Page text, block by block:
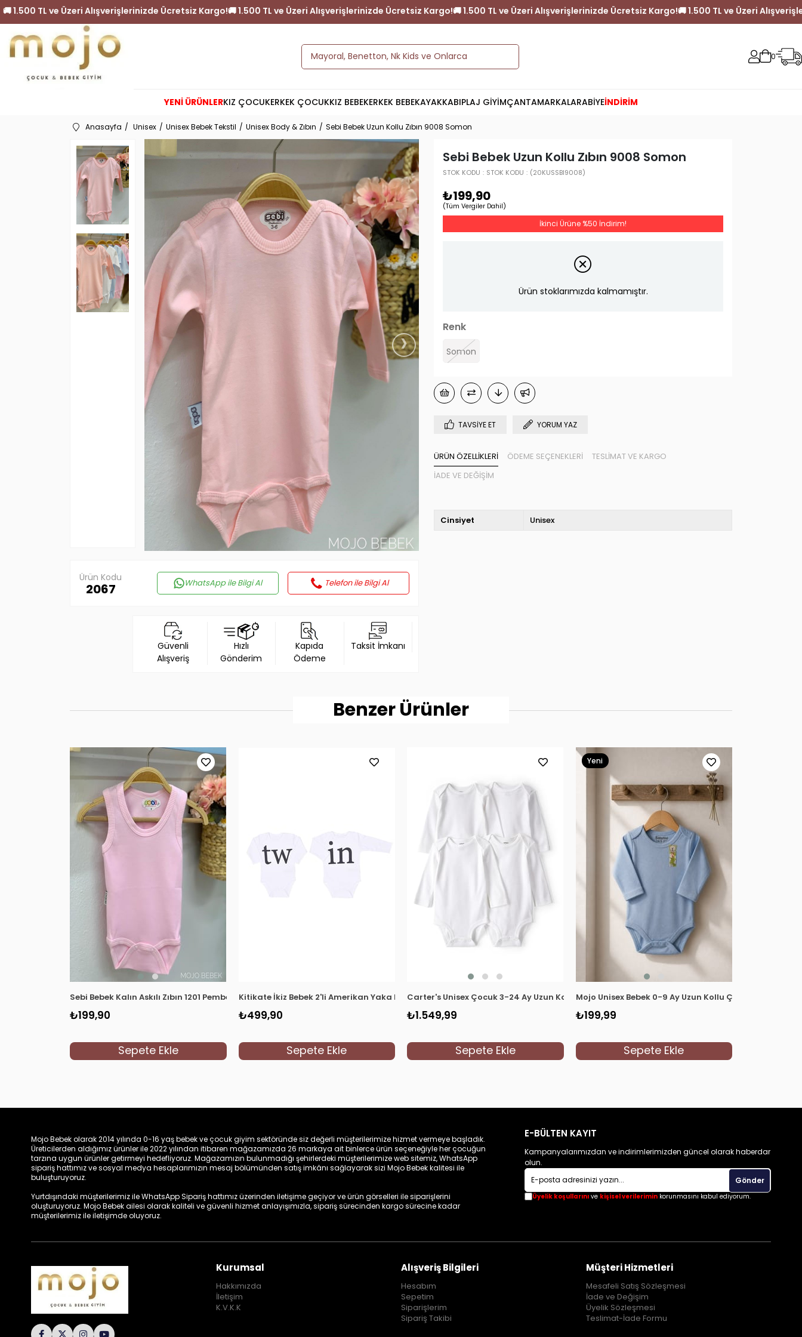
Kargo! 🚚 1.500 TL ve Üzeri Alışverişlerinizde Ücretsiz Kargo!🚚 1.500 TL ve Üzeri Alışverişlerinizde Ücretsiz Kargo!🚚 1.500 TL ve Üzeri Alışverişlerinizde Ücretsiz Kargo!🚚 1.500 TL ve
0
YENİ ÜRÜNLERKIZ ÇOCUKERKEK ÇOCUKKIZ BEBEKERKEK BEBEKAYAKKABIPLAJ GİYİMÇANTAMARKALARABİYEİNDİRİM
Anasayfa Unisex Unisex Bebek Tekstil Unisex Body & Zıbın Sebi Bebek Uzun Kollu Zıbın 9008 Somon
›
Ürün Kodu
2067 WhatsApp ile Bilgi Al Telefon ile Bilgi Al
Güvenli
Alışveriş
Hızlı
Gönderim
Kapıda
Ödeme
Taksit İmkanı
Sebi Bebek Uzun Kollu Zıbın 9008 Somon
(20KUSSBI9008)
STOK KODU STOK KODU
₺199,90
(Tüm Vergiler Dahil)
İkinci Ürüne %50 İndirim!
Ürün stoklarımızda kalmamıştır.
Renk
Somon
TAVSIYE ET YORUM YAZ
ÜRÜN ÖZELLIKLERI ÖDEME SEÇENEKLERI
TESLIMAT VE KARGO
İADE VE DEĞIŞIM
Cinsiyet Unisex
Benzer Ürünler
Sebi Bebek Kalın Askılı Zıbın 1201 Pembe
₺199,90
Sepete Ekle
Kitikate İkiz Bebek 2'li Amerikan Yaka Body S75830 Beyaz
₺499,90
Sepete Ekle
Carter's Unisex Çocuk 3-24 Ay Uzun Kollu 4'lü Body Beyaz
₺1.549,99
Sepete Ekle
Mojo Unisex Bebek 0-9 Ay Uzun Kollu Çıtçıtlı Zıbın Mavi
₺199,99
Sepete Ekle
Yeni
Mojo Bebek olarak 2014 yılında 0-16 yaş bebek ve çocuk giyim sektöründe siz değerli müşterilerimize hizmet vermeye başladık.
Üreticilerden aldığımız ürünler ile 2022 yılından itibaren mağazamızda 26 markaya ait binlerce ürün seçeneğiyle her çocuğun
tarzına uygun ürünler getirmeyi hedefliyoruz. Mağazamızın bulunmadığı şehirlerdeki müşterilerimize web sitemiz, WhatsApp
sipariş hattımız ve sosyal medya hesaplarımızın mesaj bölümünden satış imkânı sağlayarak sizi Mojo Bebek kalitesi ile
buluşturuyoruz.
Yurtdışındaki müşterilerimiz ile WhatsApp Sipariş hattımız üzerinden iletişime geçiyor ve ürün görselleri ile siparişlerini
oluşturuyoruz. Mojo Bebek ailesi olarak kaliteli ve güvenli hizmet anlayışımızla, sipariş sürecinden kargo sürecine kadar
müşterilerimiz ile iletişimde oluyoruz.
E-BÜLTEN KAYIT
Kampanyalarımızdan ve indirimlerimizden güncel olarak haberdar
olun.
Gönder
Üyelik koşullarınıve kişisel verileriminkorunmasını kabul ediyorum.
Kurumsal
Hakkımızda
İletişim
K.V.K.K
Alışveriş Bilgileri
Hesabım
Sepetim
Siparişlerim
Sipariş Takibi
Müşteri Hizmetleri
Mesafeli Satış Sözleşmesi
İade ve Değişim
Üyelik Sözleşmesi
Teslimat-İade Formu